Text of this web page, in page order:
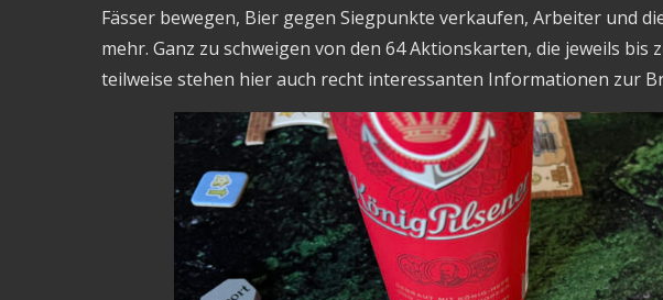
Fässer bewegen, Bier gegen Siegpunkte verkaufen, Arbeiter und
mehr. Ganz zu schweigen von den 64 Aktionskarten, die jeweils bis
teilweise stehen hier auch recht interessanten Informationen zur